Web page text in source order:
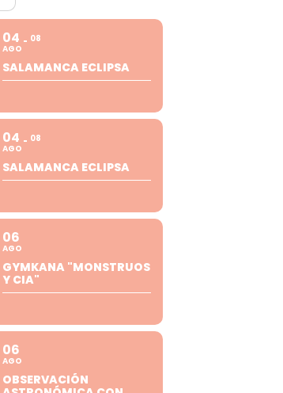
04
AGO
08
SALAMANCA ECLIPSA
04
AGO
08
SALAMANCA ECLIPSA
06
AGO
GYMKANA "MONSTRUOS
Y CIA"
06
AGO
OBSERVACIÓN